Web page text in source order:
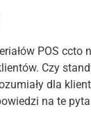
POS ccto
Czy
dla
na te